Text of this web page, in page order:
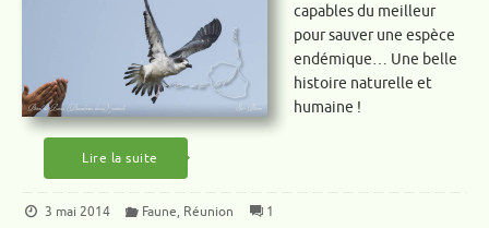
capables du meilleur
pour sauver une espèce
endémique… Une belle
histoire naturelle et
humaine !
Lire la suite
3 mai 2014 Faune, Réunion 1